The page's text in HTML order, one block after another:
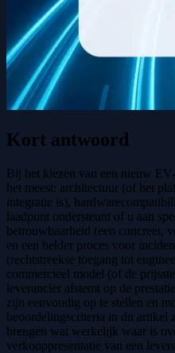
Kort antwoord
Bij het kiezen van een nieuw
het meest: architectuur (of het
integratie is),
laadpunt ondersteunt of u aan
betrouwbaarheid (een concreet,
en een helder proces voor
(rechtstreekse toegang tot
commercieel model (of de
leverancier afstemt op de
zijn eenvoudig op te stellen en
beoordelingscriteria in dit artikel
brengen wat werkelijk waar is
verkooppresentatie van een